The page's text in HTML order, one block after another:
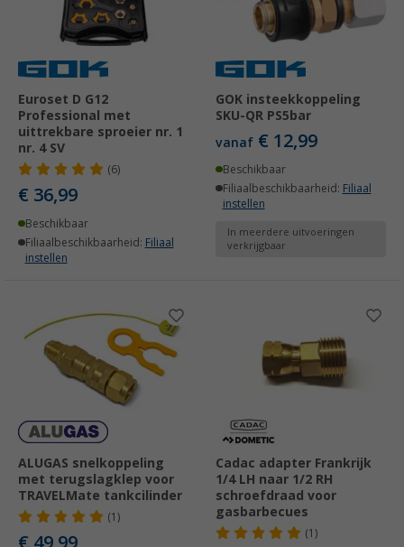
Euroset D G12
Professional met
uittrekbare sproeier nr. 1
nr. 4 SV
(6)
€ 36,99
Beschikbaar
Filiaalbeschikbaarheid: Filiaal
instellen
GOK insteekkoppeling
SKU-QR PS5bar
vanaf € 12,99
Beschikbaar
Filiaalbeschikbaarheid: Filiaal
instellen
In meerdere uitvoeringen
verkrijgbaar
ALUGAS snelkoppeling
met terugslagklep voor
TRAVELMate tankcilinder
(1)
€ 49,99
Cadac adapter Frankrijk
1/4 LH naar 1/2 RH
schroefdraad voor
gasbarbecues
(1)